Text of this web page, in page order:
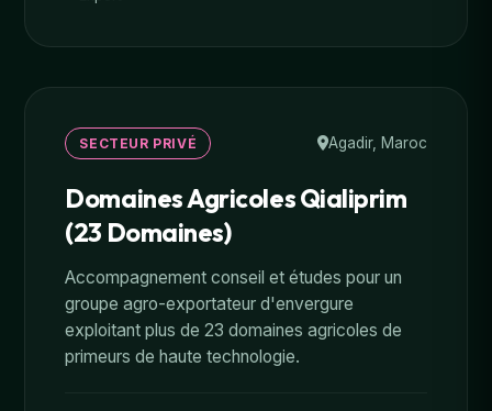
SECTEUR PRIVÉ Agadir, Maroc
Domaines Agricoles Qialiprim
(23 Domaines)
Accompagnement conseil et études pour un
groupe agro-exportateur d'envergure
exploitant plus de 23 domaines agricoles de
primeurs de haute technologie.